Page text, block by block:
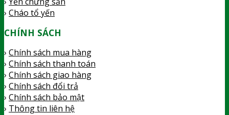
› Cháo tổ yến
CHÍNH SÁCH
› Chính sách mua hàng
› Chính sách thanh toán
› Chính sách giao hàng
› Chính sách đổi trả
› Chính sách bảo mật
› Thông tin liên hệ